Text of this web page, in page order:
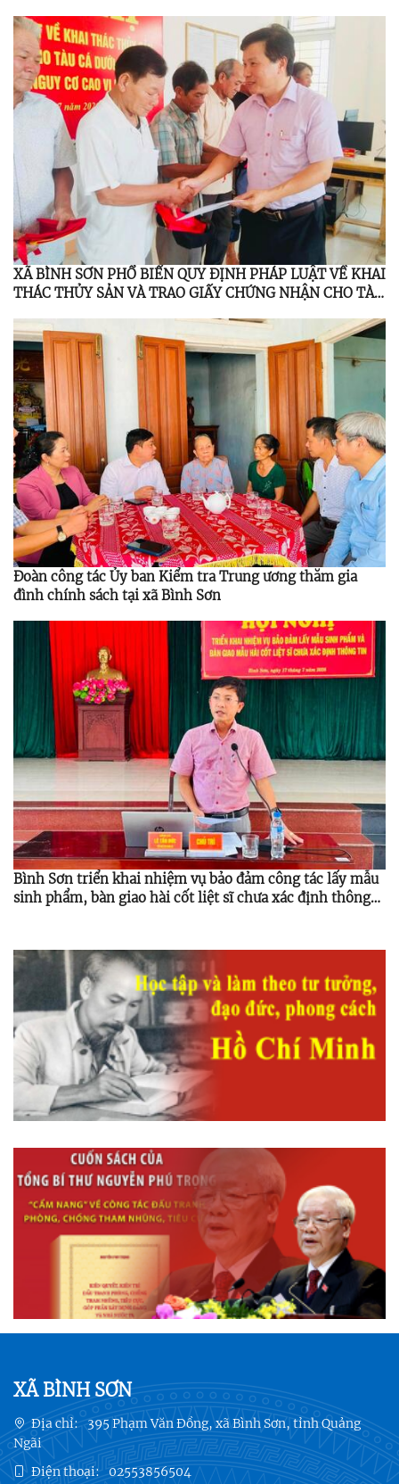
XÃ BÌNH SƠN PHỔ BIẾN QUY ĐỊNH PHÁP LUẬT VỀ KHAI
THÁC THỦY SẢN VÀ TRAO GIẤY CHỨNG NHẬN CHO TÀU
Đoàn công tác Ủy ban Kiểm tra Trung ương thăm gia
đình chính sách tại xã Bình Sơn
Bình Sơn triển khai nhiệm vụ bảo đảm công tác lấy mẫu
sinh phẩm, bàn giao hài cốt liệt sĩ chưa xác định thông
XÃ BÌNH SƠN
Địa chỉ: 395 Phạm Văn Đồng, xã Bình Sơn, tỉnh Quảng
Ngãi
Điện thoại: 02553856504